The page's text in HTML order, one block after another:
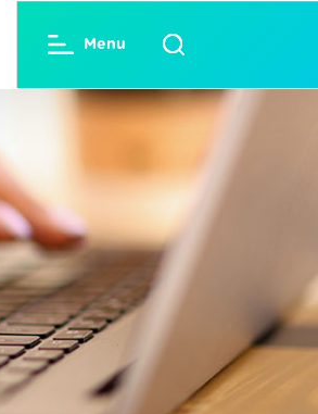
Menu